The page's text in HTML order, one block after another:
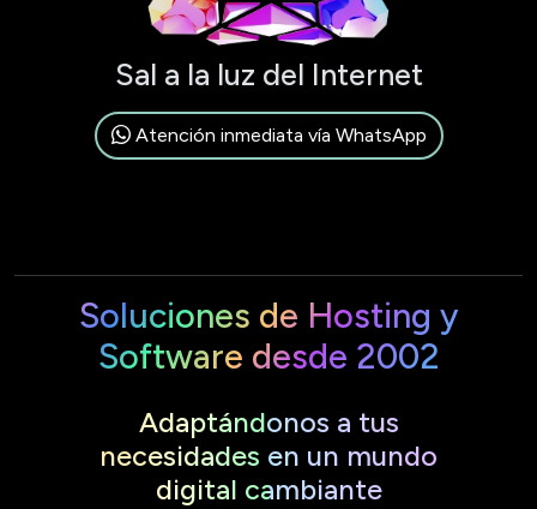
Sal a la luz del Internet
Atención inmediata vía WhatsApp
Soluciones de Hosting y
Software desde 2002
Adaptándonos a tus
necesidades en un mundo
digital cambiante